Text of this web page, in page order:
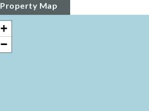
Property Map
+
−